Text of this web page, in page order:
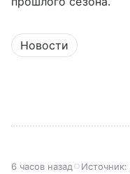
Новости
6 часов назад Источник: